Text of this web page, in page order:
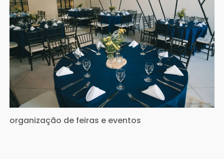
organização de feiras e eventos